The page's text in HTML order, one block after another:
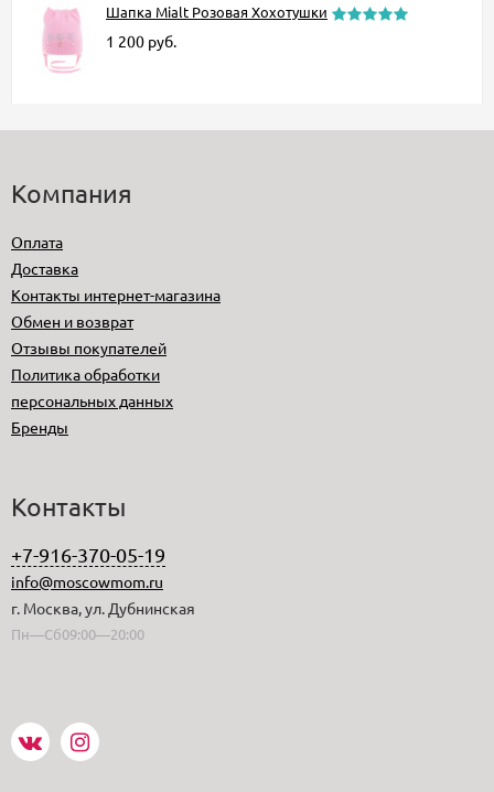
Шапка Mialt Розовая Хохотушки
1 200 руб.
Компания
Оплата
Доставка
Контакты интернет-магазина
Обмен и возврат
Отзывы покупателей
Политика обработки
персональных данных
Бренды
Контакты
+7-916-370-05-19
info@moscowmom.ru
г. Москва, ул. Дубнинская
Пн—Сб09:00—20:00